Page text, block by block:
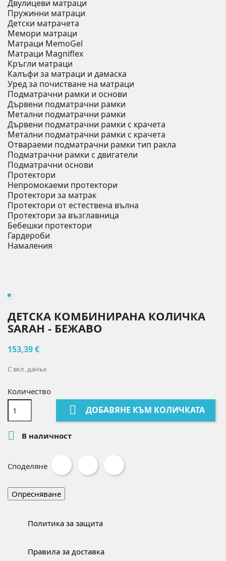
Двулицеви матраци
Пружинни матраци
Детски матрачета
Мемори матраци
Mатраци MemoGel
Матраци Мagniflex
Кръгли матраци
Калъфи за матраци и дамаска
Уред за почистване на матраци
Подматрачни рамки и основи
Дървени подматрачни рамки
Метални подматрачни рамки
Дървени подматрачни рамки с крачета
Метални подматрачни рамки с крачета
Отвараеми подматрачни рамки тип ракла
Подматрачни рамки с двигатели
Подматрачни основи
Протектори
Непромокаеми протектори
Протектори за матрак
Протектори от естествена вълна
Протектори за възглавница
Бебешки протектори
Гардероби
Намаления
ДЕТСКА КОМБИНИРАНА КОЛИЧКА
SARAH - БЕЖАВО
153,39 €
С вкл. данък
Количество
 ДОБАВЯНЕ КЪМ КОЛИЧКАТА
 В наличност
Споделяне
Политика за защита
Правила за доставка